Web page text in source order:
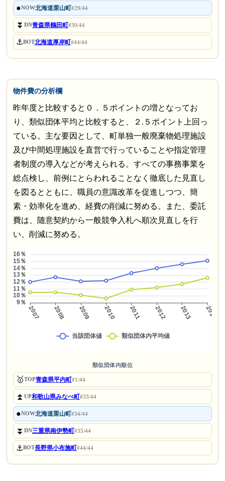
●NOW北海道栗山町#29/44
⏬DN青森県鶴田町#30/44
⚓BOT北海道厚岸町#44/44
物件費の分析欄
昨年度と比較すると０．５ポイントの増となってお
り、類似団体平均と比較すると、２.５ポイント上回っ
ている。主な要因として、町単独一般廃棄物処理施設
及び中間処理施設を直営で行っていることや指定管理
者制度の導入などが考えられる。すべての事務事業を
総点検し、前例にとらわれることなく徹底した見直し
を図るとともに、職員の意識改革を促進しつつ、簡
素・効率化を進め、経費の削減に努める。また、委託
費は、随意契約から一般競争入札へ順次見直しを行
い、削減に努める。
類似団体内順位
🥇TOP青森県平内町#1/44
⏫UP和歌山県みなべ町#33/44
●NOW北海道栗山町#34/44
⏬DN三重県南伊勢町#35/44
⚓BOT長野県小布施町#44/44